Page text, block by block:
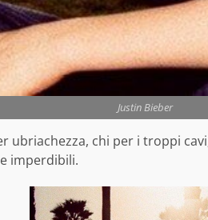
Justin Bieber
ubriachezza, chi per i troppi
imperdibili.